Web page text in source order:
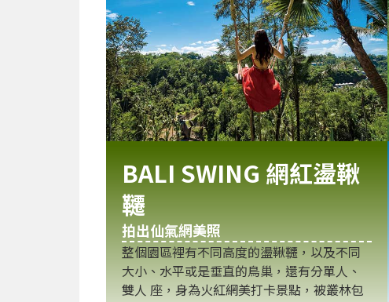
BALI SWING 網紅盪鞦
韆
拍出仙氣網美照
整個園區裡有不同高度的盪鞦韆，以及不同
大小、水平或是垂直的鳥巢，還有分單人、
雙人 座，身為火紅網美打卡景點，被叢林包